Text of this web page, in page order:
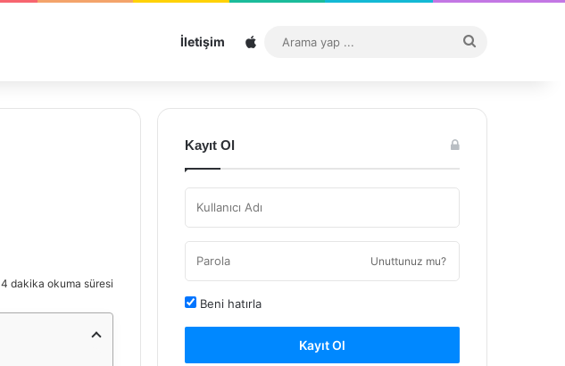
İletişim Sitemap
...
4 dakika okuma süresi
Kayıt Ol
Unuttunuz mu?
Beni hatırla
Kayıt Ol